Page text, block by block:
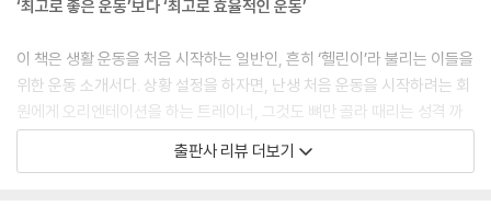
7강 | 실제 밥상 짜보기
뺄까, 유지할까, 찌울까?
누가 내 몸땡이 좀 줄여 주세요! | 몸무게는 정상인데 근육이 똥망 | 양아치
뱃살은 양상도 다양해서, 누구는 윗배가, 누구는 아랫배가, 어떤 사람은 소
위 ‘러브핸들’이라는 옆구리살만 튀어나온다. 윗배가 나오는 이유는 대개
폭식이나 술, 의자에 앉아 거의 안 움직이는 나쁜 생활습관이다. 탄산음료
같은 정제 가공된 과당, 설탕의 과잉 섭취를 문제로 보기도 한다. 당뇨나 당
뇨 전 단계처럼 혈당 관리를 못 해도 윗배가 잘 나온다. 양옆으로 툭 튀어나
온 옆구리와 등의 피하지방은 마치 냄비 손잡이 같아서 듣기 좋게 ‘러브핸
‘최고로 좋은 운동’보다 ‘최고로 효율적인 운동’
이 책은 생활 운동을 처음 시작하는 일반인, 흔히 ‘헬린이’라 불리는 이들을
위한 운동 소개서다. 상황 설정을 하자면, 난생 처음 운동을 시작하려는 회
원에게 오리엔테이션을 하는 트레이너, 그것도 뼈만 골라 때리는 성격 까
칠한 트레이너가 쓴 글이라고 할 수 있겠다. 그렇다고 저자가 헬스장 사장
님이나 현장 트레이너는 아니다. 사회 운동인으로 시작했고 여전히 직업
출판사 리뷰 더보기